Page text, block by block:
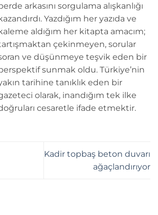
arkasını sorgulama alışkanlığı
Yazdığım her yazıda ve
aldığım her kitapta amacım;
çekinmeyen, sorular
ve düşünmeye teşvik eden bir
sunmak oldu. Türkiye’nin
tarihine tanıklık eden bir
olarak, inandığım tek ilke
cesaretle ifade etmektir.
Kadir topbaş beton duvarı
ağaçlandırıyor